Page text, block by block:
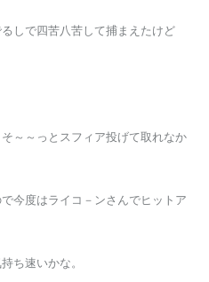
しで四苦八苦して捕まえたけど
～～っとスフィア投げて取れなか
今度はライコ－ンさんでヒットア
ち速いかな。